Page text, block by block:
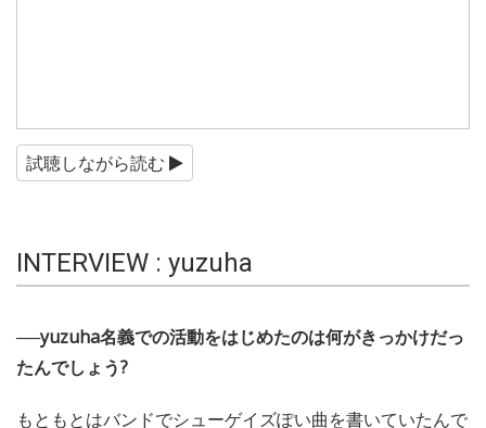
試聴しながら読む
INTERVIEW : yuzuha
──yuzuha名義での活動をはじめたのは何がきっかけだっ
たんでしょう?
もともとはバンドでシューゲイズぽい曲を書いていたんで